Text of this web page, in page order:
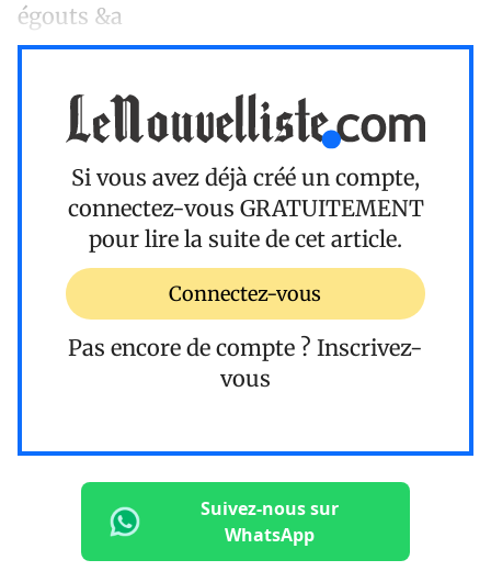
égouts &a
Si vous avez déjà créé un compte,
connectez-vous GRATUITEMENT
pour lire la suite de cet article.
Connectez-vous
Pas encore de compte ? Inscrivez-
vous
Suivez-nous sur
WhatsApp